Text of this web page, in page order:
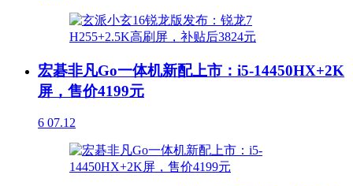
宏碁非凡Go一体机新配上市：i5-14450HX+2K
屏，售价4199元
6 07.12